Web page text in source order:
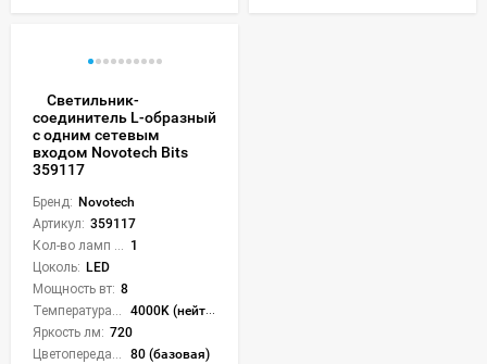
Светильник-
соединитель L-образный
с одним сетевым
входом Novotech Bits
359117
Бренд: Novotech
Артикул: 359117
Кол-во ламп или LED: 1
Цоколь: LED
Мощность вт: 8
Температура света:
4000K (нейтральный)
Яркость лм: 720
Цветопередача (CRI):
80 (базовая)